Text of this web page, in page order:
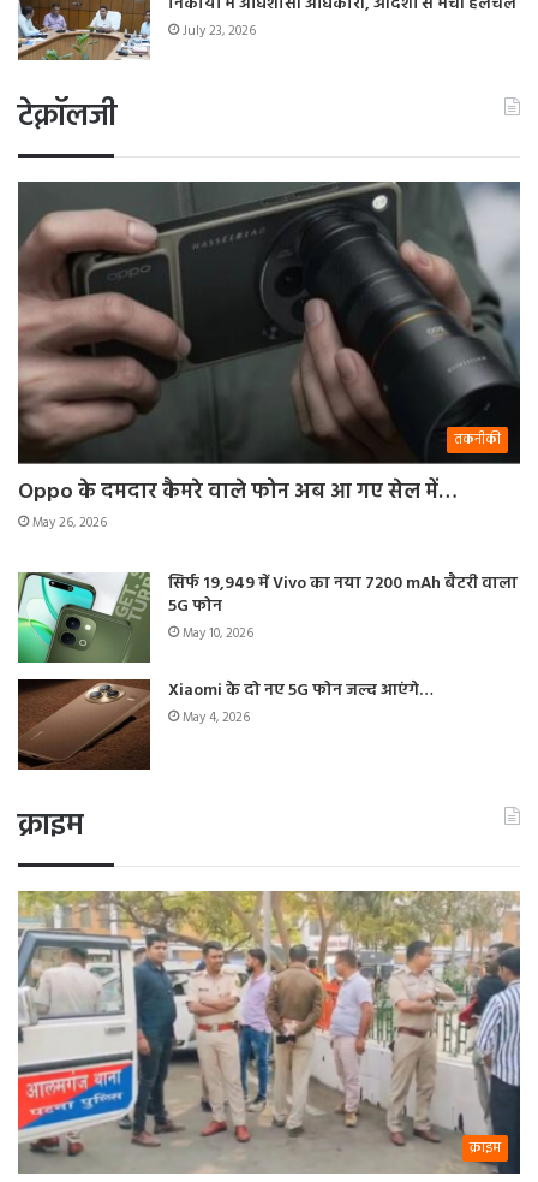
July 23, 2026
टेक्नॉलजी
तकनीकी
Oppo के दमदार कैमरे वाले फोन अब आ गए सेल में…
May 26, 2026
सिर्फ 19,949 में Vivo का नया 7200 mAh बैटरी वाला
5G फोन
May 10, 2026
Xiaomi के दो नए 5G फोन जल्द आएंगे…
May 4, 2026
क्राइम
क्राइम